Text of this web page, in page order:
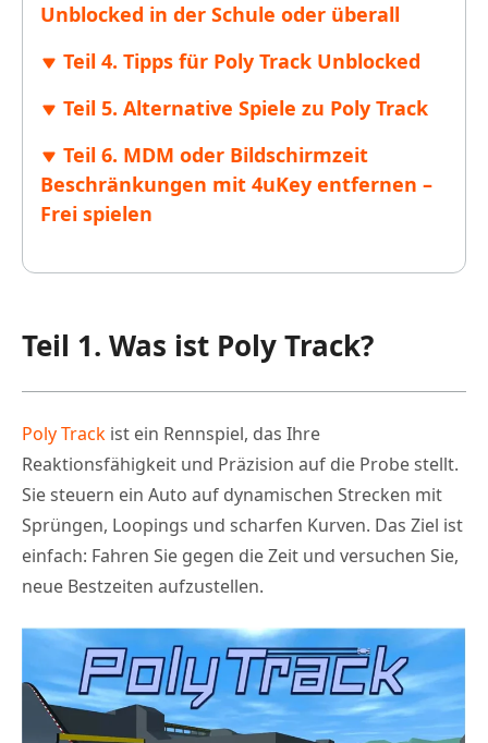
Unblocked in der Schule oder überall
Teil 4. Tipps für Poly Track Unblocked
Teil 5. Alternative Spiele zu Poly Track
Teil 6. MDM oder Bildschirmzeit
Beschränkungen mit 4uKey entfernen –
Frei spielen
Teil 1. Was ist Poly Track?
Poly Track ist ein Rennspiel, das Ihre
Reaktionsfähigkeit und Präzision auf die Probe stellt.
Sie steuern ein Auto auf dynamischen Strecken mit
Sprüngen, Loopings und scharfen Kurven. Das Ziel ist
einfach: Fahren Sie gegen die Zeit und versuchen Sie,
neue Bestzeiten aufzustellen.